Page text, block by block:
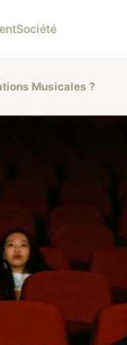
Société
Musicales ?